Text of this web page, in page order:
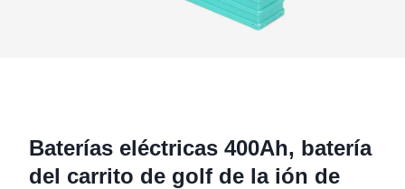
Baterías eléctricas 400Ah, batería
del carrito de golf de la ión de